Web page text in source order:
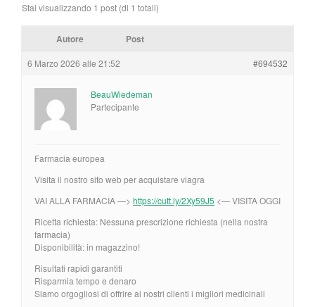
Stai visualizzando 1 post (di 1 totali)
Autore Post
6 Marzo 2026 alle 21:52 #694532
BeauWiedeman
Partecipante
Farmacia europea
Visita il nostro sito web per acquistare viagra
VAI ALLA FARMACIA —> https://cutt.ly/2Xy59J5 <— VISITA OGGI
Ricetta richiesta: Nessuna prescrizione richiesta (nella nostra
farmacia)
Disponibilità: in magazzino!
Risultati rapidi garantiti
Risparmia tempo e denaro
Siamo orgogliosi di offrire ai nostri clienti i migliori medicinali